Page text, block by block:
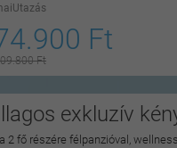
Ft
Ft
exkluzív
2 fő részére félpanzióval,